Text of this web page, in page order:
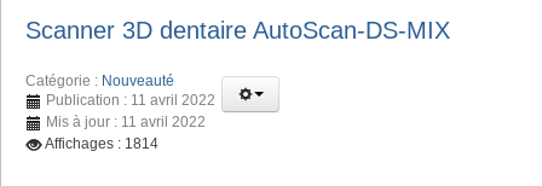
Scanner 3D dentaire AutoScan-DS-MIX
Catégorie : Nouveauté
Publication : 11 avril 2022
Mis à jour : 11 avril 2022
Affichages : 1814